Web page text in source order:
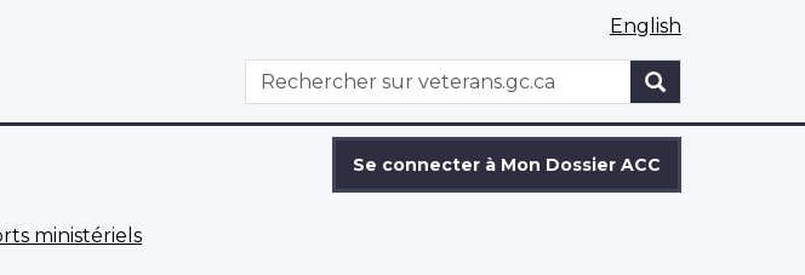
English
WxT
Search
Rechercher
Se connecter à Mon Dossier ACC
ministériels